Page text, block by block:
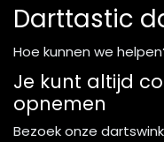
Darttastic
Hoe kunnen we
Je kunt altijd
opnemen
Bezoek onze